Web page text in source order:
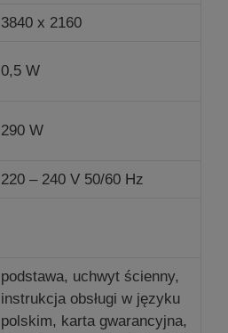
3840 x 2160
0,5 W
290 W
220 – 240 V 50/60 Hz
podstawa, uchwyt ścienny,
instrukcja obsługi w języku
polskim, karta gwarancyjna,